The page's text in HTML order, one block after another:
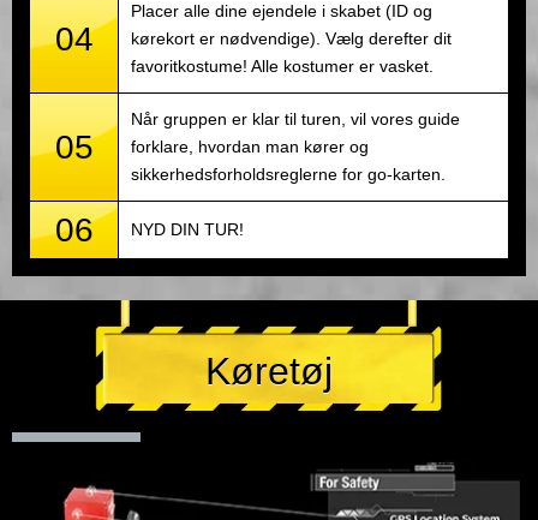
04
Placer alle dine ejendele i skabet (ID og
kørekort er nødvendige). Vælg derefter dit
favoritkostume! Alle kostumer er vasket.
05
Når gruppen er klar til turen, vil vores guide
forklare, hvordan man kører og
sikkerhedsforholdsreglerne for go-karten.
06 NYD DIN TUR!
Køretøj